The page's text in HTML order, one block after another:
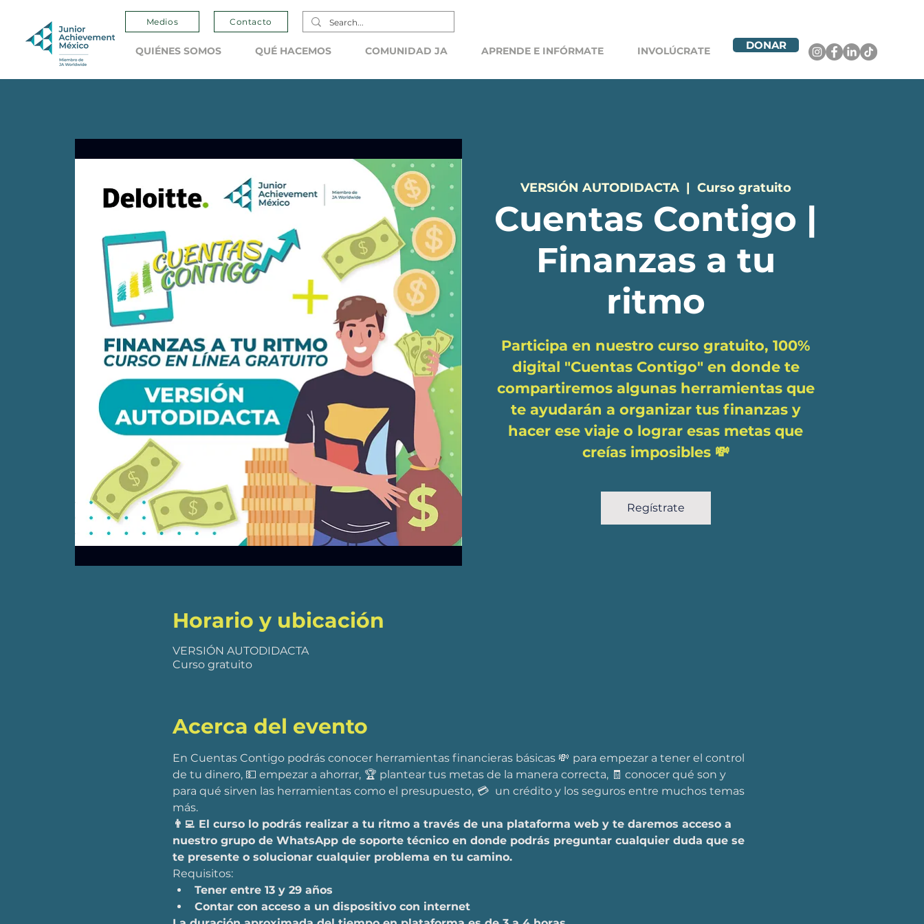
Medios Contacto
QUIÉNES SOMOS QUÉ HACEMOS COMUNIDAD JA APRENDE E INFÓRMATE INVOLÚCRATE DONAR
VERSIÓN AUTODIDACTA
  |
Curso gratuito
Cuentas Contigo |
Finanzas a tu
ritmo
Participa en nuestro curso gratuito, 100%
digital "Cuentas Contigo" en donde te
compartiremos algunas herramientas que
te ayudarán a organizar tus finanzas y
hacer ese viaje o lograr esas metas que
creías imposibles 💸
Regístrate
Horario y ubicación
VERSIÓN AUTODIDACTA
Curso gratuito
Acerca del evento
En Cuentas Contigo podrás conocer herramientas financieras básicas 💸  para empezar a tener el control
de tu dinero, 💵 empezar a ahorrar,  🏆 plantear tus metas de la manera correcta, 🧾 conocer qué son y
para qué sirven las herramientas como el presupuesto,  💳   un crédito y los seguros entre muchos temas
más.
👨‍💻  El curso lo podrás realizar a tu ritmo a través de una plataforma web y te daremos acceso a
nuestro grupo de WhatsApp de soporte técnico en donde podrás preguntar cualquier duda que se
te presente o solucionar cualquier problema en tu camino.
Requisitos:
Tener entre 13 y 29 años
Contar con acceso a un dispositivo con internet